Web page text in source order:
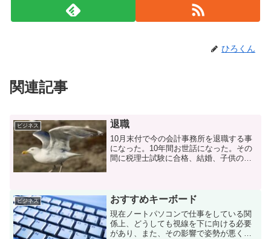
ひろくん
関連記事
ビジネス 退職
10月末付で今の会計事務所を退職する事
になった。10年間お世話になった。その
間に税理士試験に合格、結婚、子供の誕
て一生を終えてよいのか...
ビジネス おすすめキーボード
現在ノートパソコンで仕事をしている関
係上、どうしても視線を下に向ける必要
があり、また、その影響で姿勢が悪くな